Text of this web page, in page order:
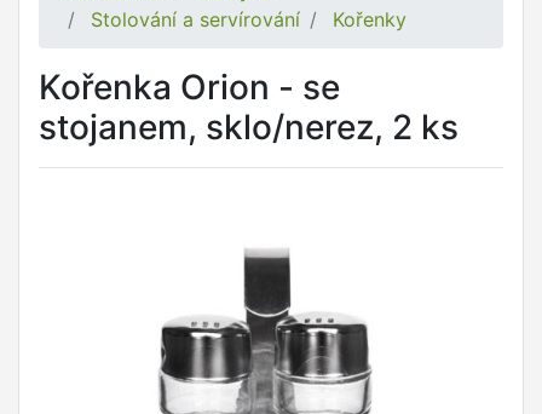
Stolování a servírování
Kořenky
Kořenka Orion - se
stojanem, sklo/nerez, 2 ks